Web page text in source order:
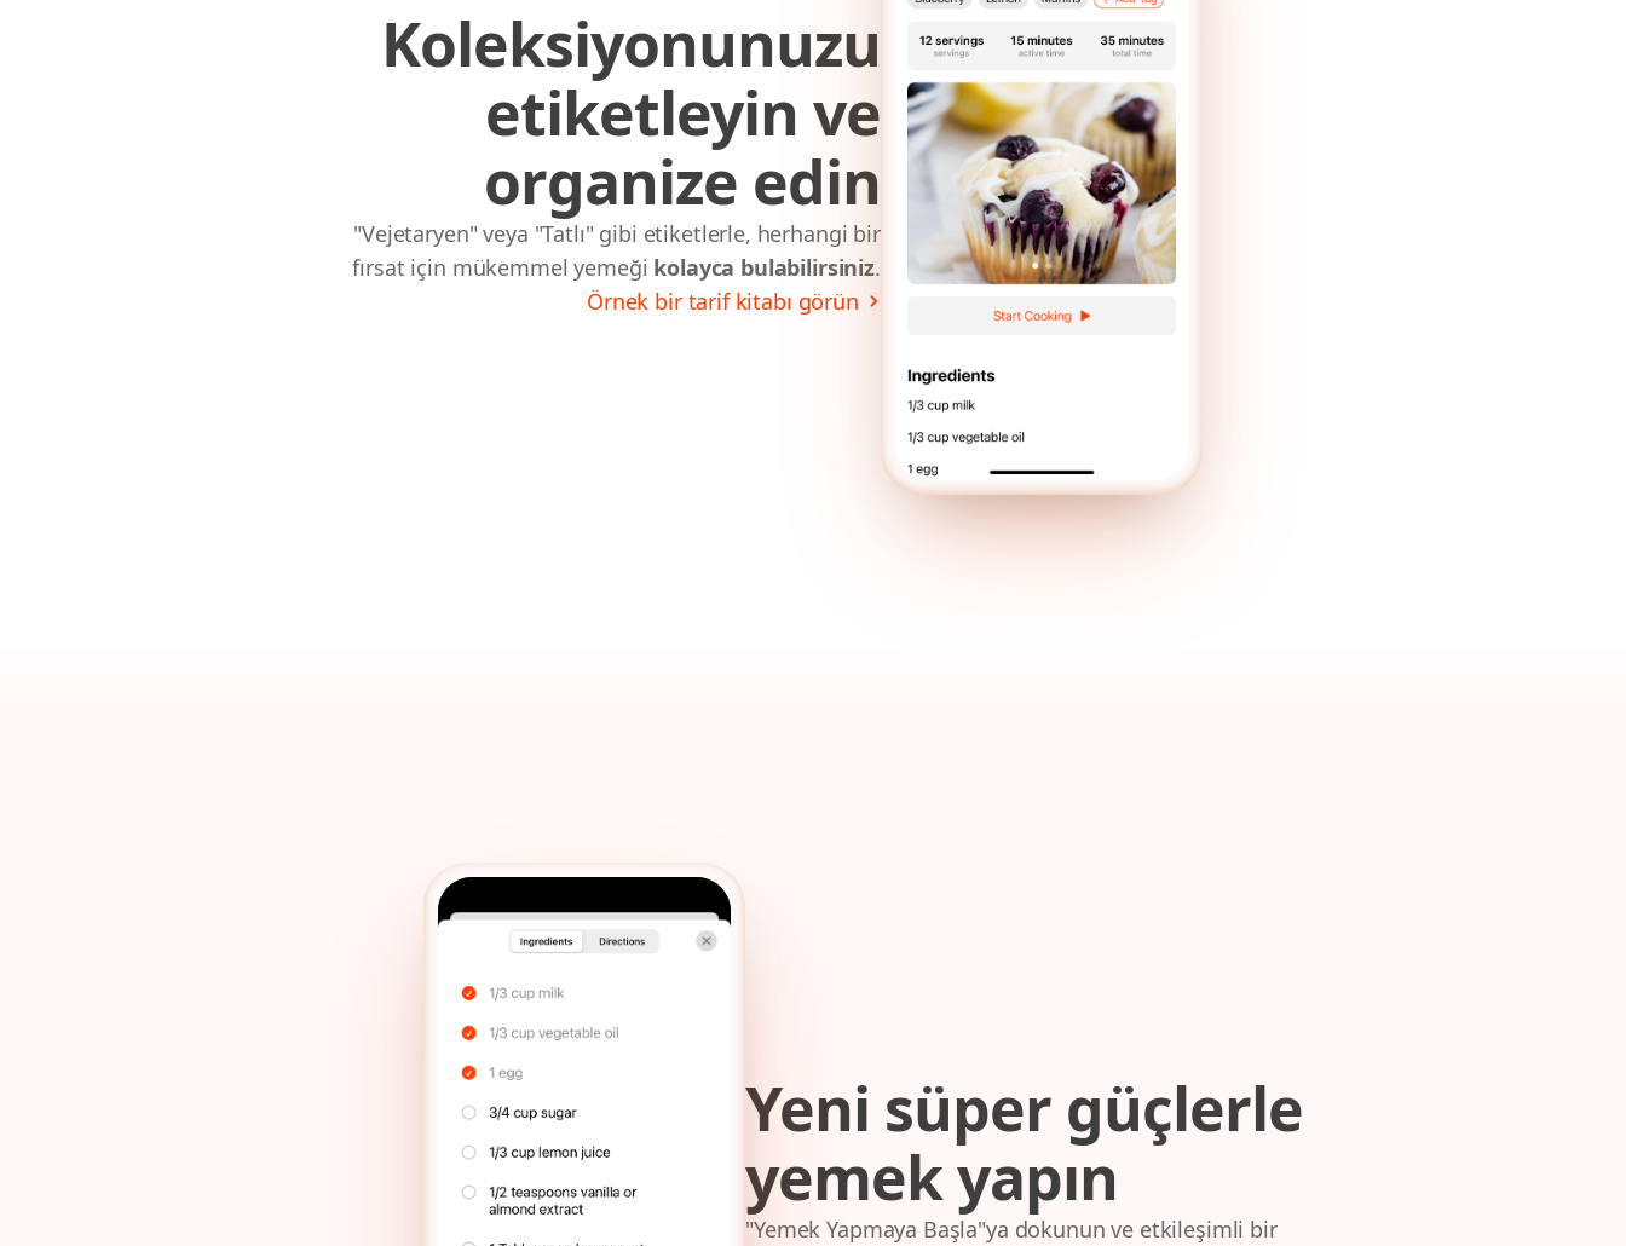
Koleksiyonunuzu
etiketleyin ve
organize edin
"Vejetaryen" veya "Tatlı" gibi etiketlerle, herhangi bir
fırsat için mükemmel yemeği kolayca bulabilirsiniz.
Örnek bir tarif kitabı görün
Yeni süper güçlerle
yemek yapın
"Yemek Yapmaya Başla"ya dokunun ve etkileşimli bir